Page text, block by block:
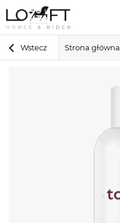
Wstecz Strona główna